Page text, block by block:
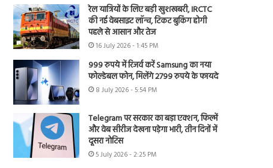
रेल यात्रियों के लिए बड़ी खुशखबरी, IRCTC
की नई वेबसाइट लॉन्च, टिकट बुकिंग होगी
पहले से आसान और तेज
16 July 2026 - 1:45 PM
999 रुपये में रिजर्व करें Samsung का नया
फोल्डेबल फोन, मिलेंगे 2799 रुपये के फायदे
8 July 2026 - 5:54 PM
Telegram पर सरकार का बड़ा एक्शन, फिल्में
और वेब सीरीज देखना पड़ेगा भारी, तीन दिनों में
दूसरा नोटिस
5 July 2026 - 2:25 PM